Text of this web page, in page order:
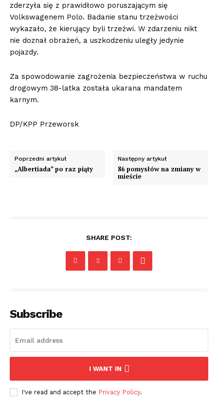
zderzyła się z prawidłowo poruszającym się
Volkswagenem Polo. Badanie stanu trzeźwości
wykazało, że kierujący byli trzeźwi. W zdarzeniu nikt
nie doznał obrażeń, a uszkodzeniu uległy jedynie
pojazdy.
Za spowodowanie zagrożenia bezpieczeństwa w ruchu
drogowym 38-latka została ukarana mandatem
karnym.
DP/KPP Przeworsk
Poprzedni artykuł
„Albertiada” po raz piąty
Następny artykuł
86 pomysłów na zmiany w
mieście
SHARE POST:
Subscribe
I WANT IN
I've read and accept the Privacy Policy.